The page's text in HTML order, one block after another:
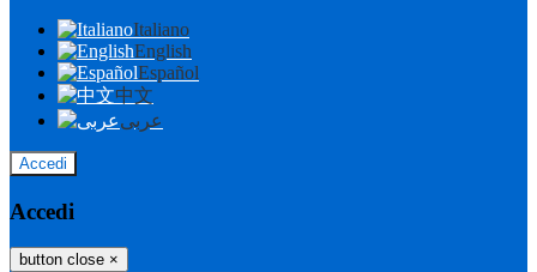
Italiano
English
Español
中文
عربى
Accedi
Accedi
button close ×